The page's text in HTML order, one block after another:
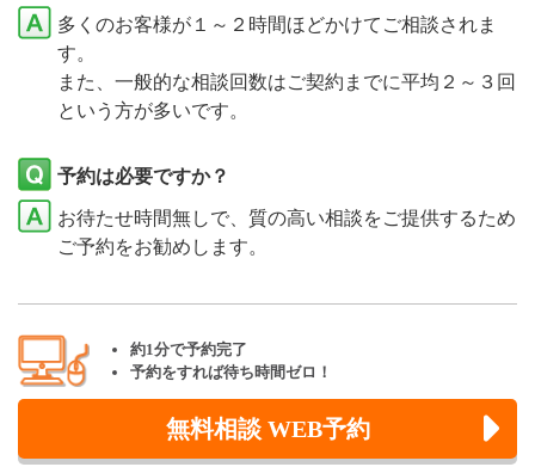
多くのお客様が１～２時間ほどかけてご相談されま
す。
また、一般的な相談回数はご契約までに平均２～３回
という方が多いです。
予約は必要ですか？
お待たせ時間無しで、質の高い相談をご提供するため
ご予約をお勧めします。
約1分で予約完了
予約をすれば待ち時間ゼロ！
無料相談 WEB予約